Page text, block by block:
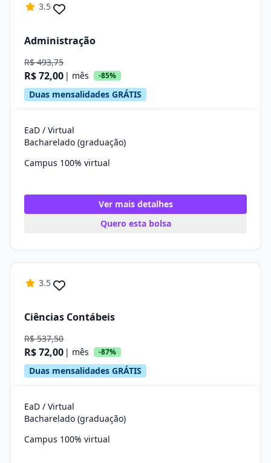
3.5
Administração
R$ 493,75
R$ 72,00 | mês -85%
Duas mensalidades GRÁTIS
EaD / Virtual
Bacharelado (graduação)
Campus 100% virtual
Ver mais detalhes
Quero esta bolsa
3.5
Ciências Contábeis
R$ 537,50
R$ 72,00 | mês -87%
Duas mensalidades GRÁTIS
EaD / Virtual
Bacharelado (graduação)
Campus 100% virtual